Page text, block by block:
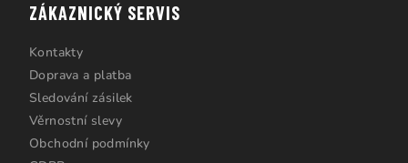
ZÁKAZNICKÝ SERVIS
Kontakty
Doprava a platba
Sledování zásilek
Věrnostní slevy
Obchodní podmínky